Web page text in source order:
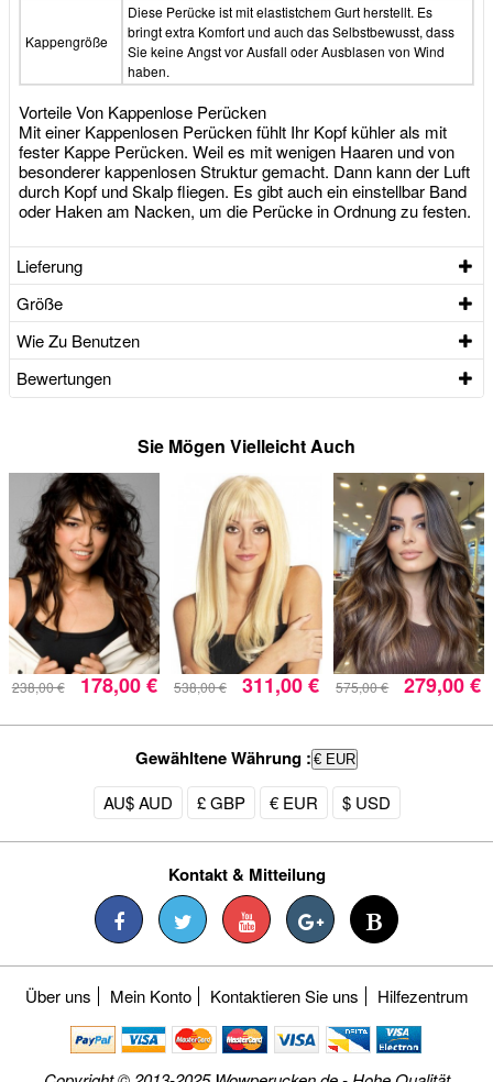
Kappengröße
Diese Perücke ist mit elastistchem Gurt herstellt. Es
bringt extra Komfort und auch das Selbstbewusst, dass
Sie keine Angst vor Ausfall oder Ausblasen von Wind
haben.
Vorteile Von Kappenlose Perücken
Mit einer Kappenlosen Perücken fühlt Ihr Kopf kühler als mit
fester Kappe Perücken. Weil es mit wenigen Haaren und von
besonderer kappenlosen Struktur gemacht. Dann kann der Luft
durch Kopf und Skalp fliegen. Es gibt auch ein einstellbar Band
oder Haken am Nacken, um die Perücke in Ordnung zu festen.
Lieferung
Größe
Wie Zu Benutzen
Bewertungen
Sie Mögen Vielleicht Auch
238,00 € 178,00 € 538,00 € 311,00 € 575,00 € 279,00 €
Gewähltene Währung : € EUR
AU$ AUD £ GBP € EUR $ USD
Kontakt & Mitteilung
Über uns Mein Konto Kontaktieren Sie uns Hilfezentrum